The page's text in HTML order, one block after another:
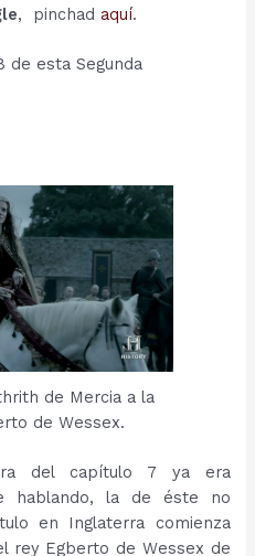
, pinchad aquí.
de esta Segunda
de Mercia a la
de Wessex.
del capítulo 7 ya era
hablando, la de éste no
en Inglaterra comienza
rey Egberto de Wessex de